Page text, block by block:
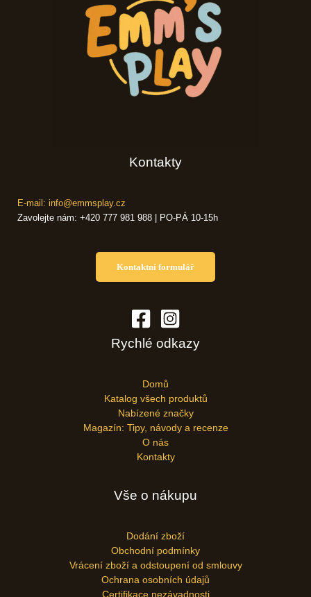
Kontakty
E-mail: info@emmsplay.cz
Zavolejte nám: +420 777 981 988 | PO-PÁ 10-15h
Kontaktní formulář
Rychlé odkazy
Domů
Katalog všech produktů
Nabízené značky
Magazín: Tipy, návody a recenze
O nás
Kontakty
Vše o nákupu
Dodání zboží
Obchodní podmínky
Vrácení zboží a odstoupení od smlouvy
Ochrana osobních údajů
Certifikace nezávadnosti